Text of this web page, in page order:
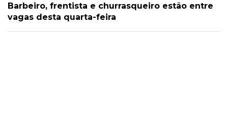
Barbeiro, frentista e churrasqueiro estão entre
vagas desta quarta-feira